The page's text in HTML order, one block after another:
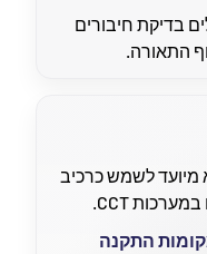
בדיקת חיבורים
התאורה.
מיועד לשמש כרכיב
התקנה